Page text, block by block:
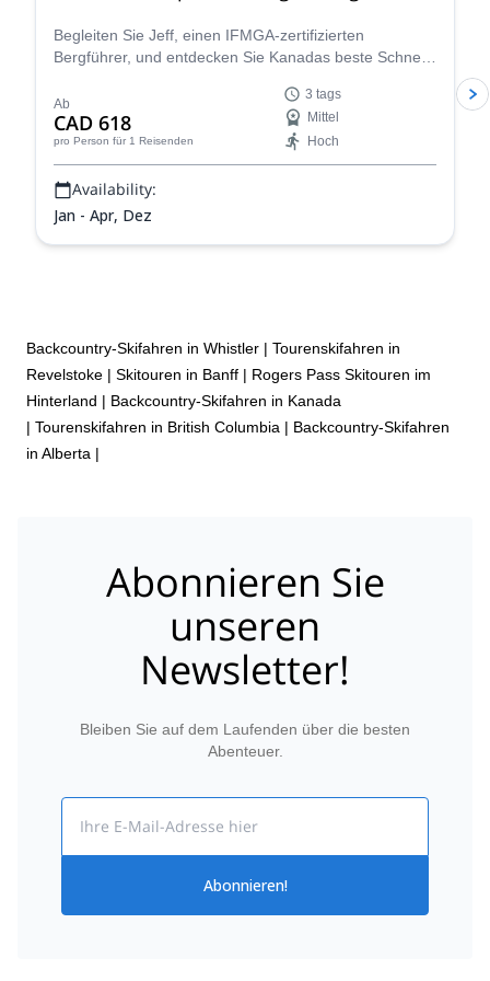
Begleiten Sie Jeff, einen IFMGA-zertifizierten
Bergführer, und entdecken Sie Kanadas beste Schnee-
für seinen enormen Schneefall!
Ab
CAD 618
pro Person für 1 Reisenden
3 tags
Mittel
Hoch
Availability:
Jan - Apr, Dez
Backcountry-Skifahren in Whistler | Tourenskifahren in
Revelstoke | Skitouren in Banff | Rogers Pass Skitouren im
Hinterland | Backcountry-Skifahren in Kanada
| Tourenskifahren in British Columbia | Backcountry-Skifahren
in Alberta |
Abonnieren Sie
unseren
Newsletter!
Bleiben Sie auf dem Laufenden über die besten
Abenteuer.
Abonnieren!